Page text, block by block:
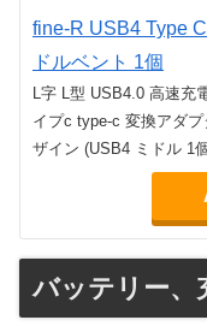
fine-R USB4 Type
ドルベント 1個
L字 L型 USB4.0 高速充
イプc type-c 変換アダ
ザイン (USB4 ミドル 1
バッテリー、